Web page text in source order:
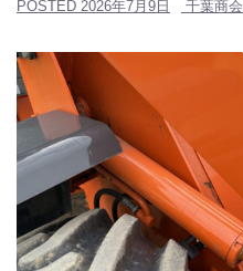
POSTED 2026年7月9日 千葉商会